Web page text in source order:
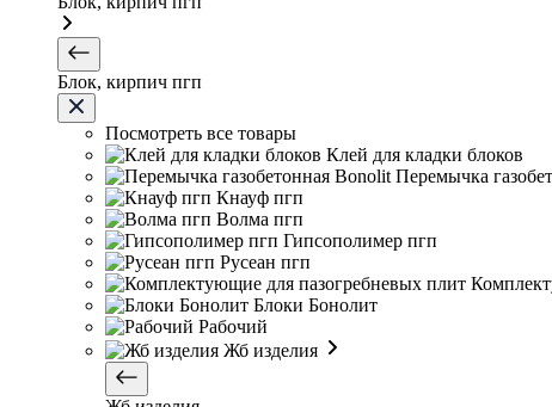
Блок, кирпич пгп
Посмотреть все товары
Клей для кладки блоков
Перемычка
Кнауф пгп
Волма пгп
Гипсополимер пгп
Русеан пгп
Блоки Бонолит
Рабочий
Жб изделия